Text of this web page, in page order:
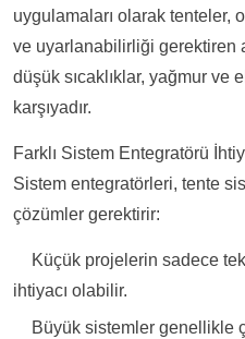
uygulamaları olarak tenteler,
ve uyarlanabilirliği gerektiren
düşük sıcaklıklar, yağmur ve
karşıyadır.
Farklı Sistem Entegratörü
Sistem entegratörleri, tente
çözümler gerektirir:
Küçük projelerin sadece
ihtiyacı olabilir.
Büyük sistemler genellikle